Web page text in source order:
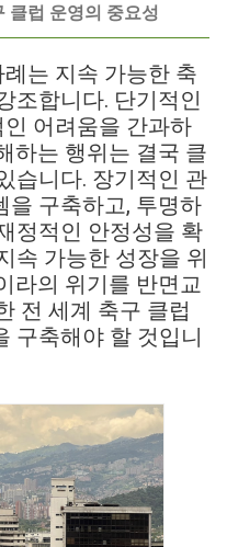
클럽 운영의 중요성
는 지속 가능한 축
조합니다. 단기적인
어려움을 간과하
하는 행위는 결국 클
습니다. 장기적인 관
을 구축하고, 투명하
정적인 안정성을 확
속 가능한 성장을 위
라의 위기를 반면교
전 세계 축구 클럽
구축해야 할 것입니